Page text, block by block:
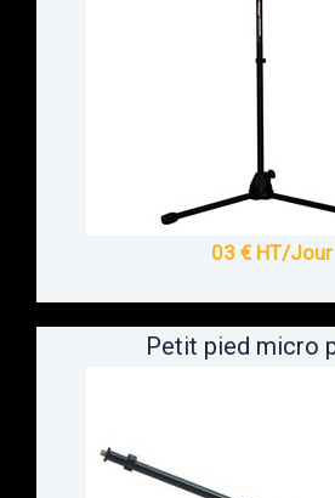
03 € HT/Jour
Petit pied micro